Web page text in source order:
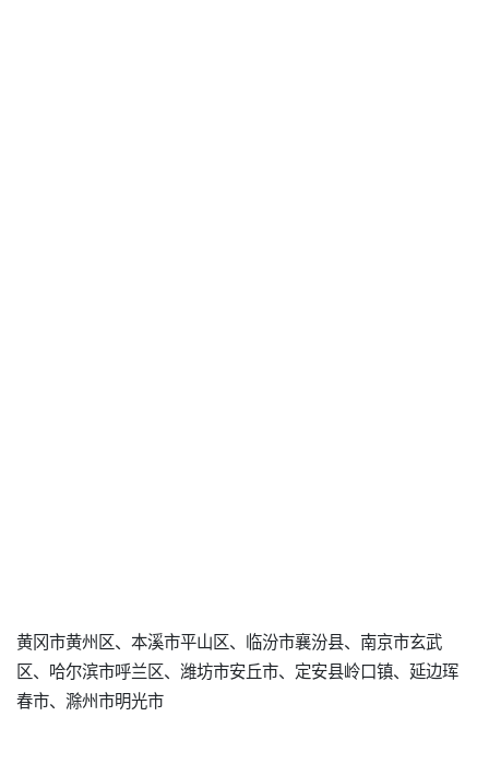
黄冈市黄州区、本溪市平山区、临汾市襄汾县、南京市玄武
区、哈尔滨市呼兰区、潍坊市安丘市、定安县岭口镇、延边珲
春市、滁州市明光市